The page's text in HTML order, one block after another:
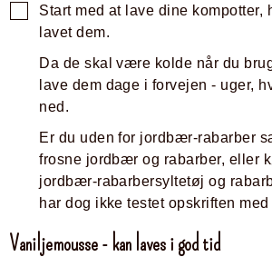
Start med at lave dine kompotter,
lavet dem.
Da de skal være kolde når du
lave dem dage i forvejen - uger,
ned.
Er du uden for jordbær-rabarber
frosne jordbær og rabarber, eller
jordbær-rabarbersyltetøj og
har dog ikke testet opskriften
Vaniljemousse - kan laves i god tid